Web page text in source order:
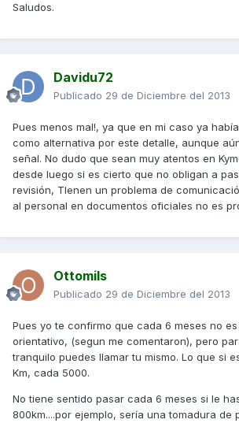
Saludos.
Davidu72
Publicado 29 de Diciembre del 2013
Pues menos mal!, ya que en mi caso ya
como alternativa por este detalle, aunque
señal. No dudo que sean muy atentos en
desde luego si es cierto que no obligan a
revisión, TIenen un problema de
al personal en documentos oficiales no es
Ottomils
Publicado 29 de Diciembre del 2013
Pues yo te confirmo que cada 6 meses no
orientativo, (segun me comentaron), pero
tranquilo puedes llamar tu mismo. Lo que si
Km, cada 5000.
No tiene sentido pasar cada 6 meses si le
800km....por ejemplo, sería una tomadura de